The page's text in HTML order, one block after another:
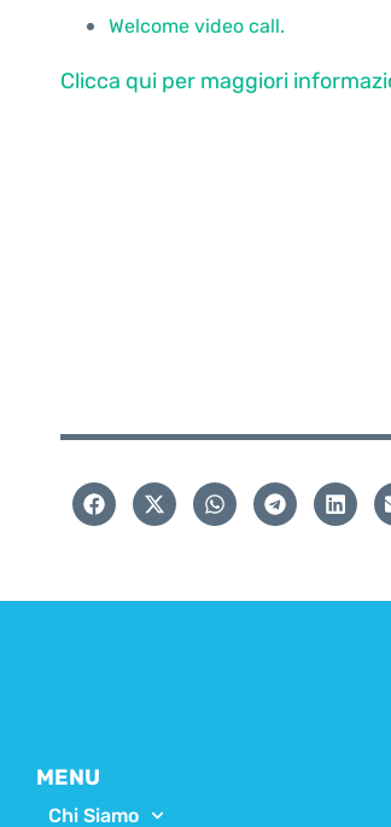
Welcome video call.
Clicca qui per maggiori
MENU
Chi Siamo